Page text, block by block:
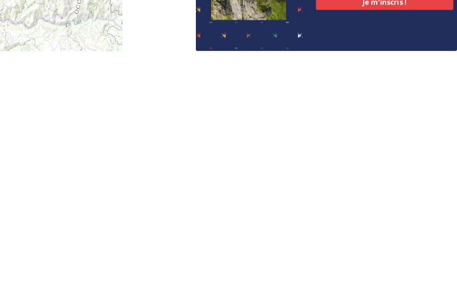
de confidentialité, en garantissant la conformité avec les réglementations. Personnalisez vos préférences pour
Je m'inscris !